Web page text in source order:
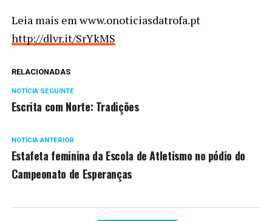
Leia mais em www.onoticiasdatrofa.pt
http://dlvr.it/SrYkMS
RELACIONADAS
NOTÍCIA SEGUINTE
Escrita com Norte: Tradições
NOTÍCIA ANTERIOR
Estafeta feminina da Escola de Atletismo no pódio do
Campeonato de Esperanças